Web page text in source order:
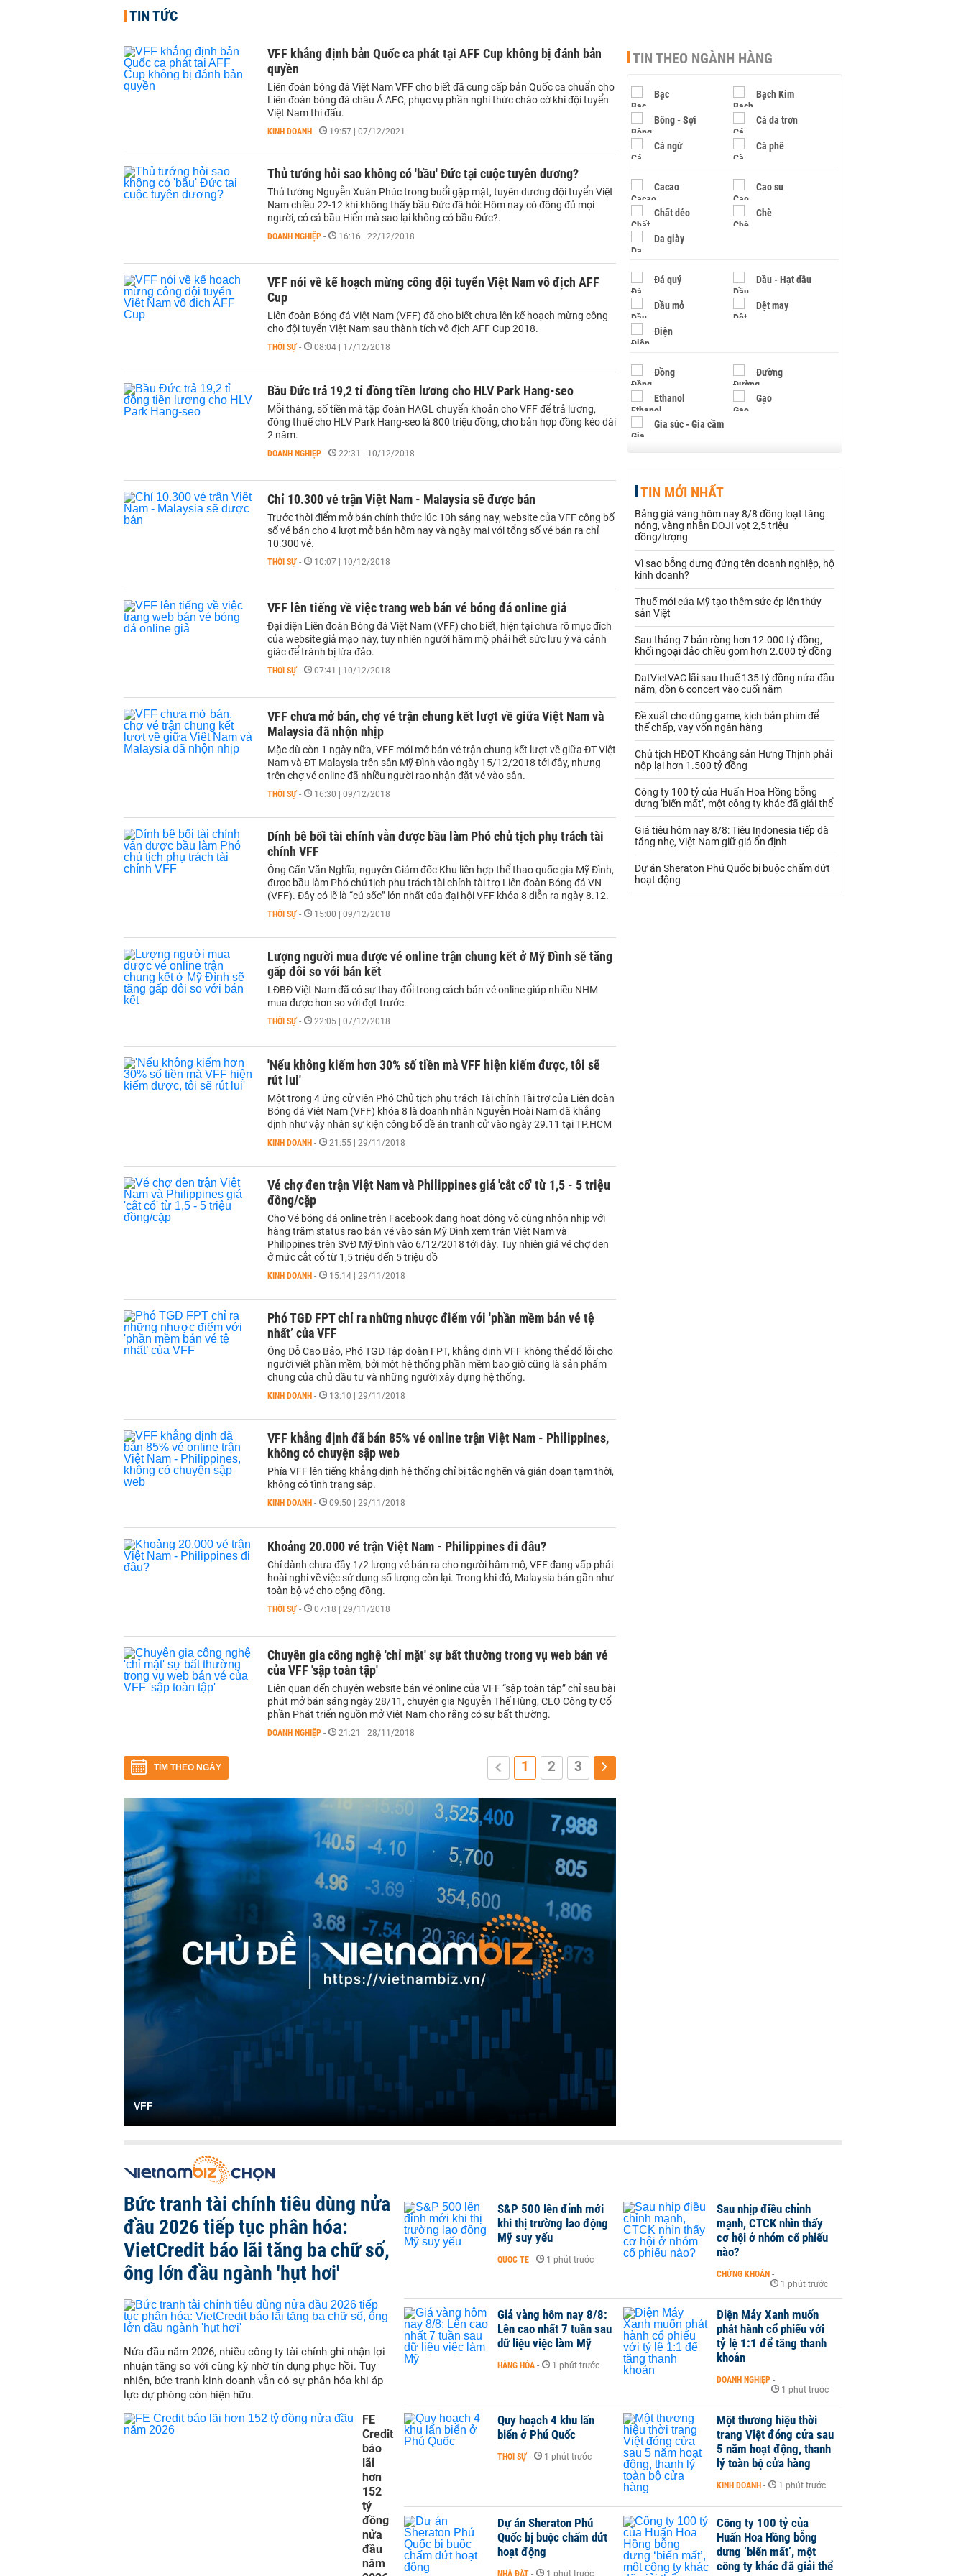
TIN TỨC
VFF khẳng định bản Quốc ca phát tại AFF Cup không bị đánh bản
quyền
Liên đoàn bóng đá Việt Nam VFF cho biết đã cung cấp bản Quốc ca chuẩn cho
Liên đoàn bóng đá châu Á AFC, phục vụ phần nghi thức chào cờ khi đội tuyển
Việt Nam thi đấu.
KINH DOANH - 19:57 | 07/12/2021
Thủ tướng hỏi sao không có 'bầu' Đức tại cuộc tuyên dương?
Thủ tướng Nguyễn Xuân Phúc trong buổi gặp mặt, tuyên dương đội tuyển Việt
Nam chiều 22-12 khi không thấy bầu Đức đã hỏi: Hôm nay có đông đủ mọi
người, có cả bầu Hiển mà sao lại không có bầu Đức?.
DOANH NGHIỆP - 16:16 | 22/12/2018
VFF nói về kế hoạch mừng công đội tuyển Việt Nam vô địch AFF
Cup
Liên đoàn Bóng đá Việt Nam (VFF) đã cho biết chưa lên kế hoạch mừng công
cho đội tuyển Việt Nam sau thành tích vô địch AFF Cup 2018.
THỜI SỰ - 08:04 | 17/12/2018
Bầu Đức trả 19,2 tỉ đồng tiền lương cho HLV Park Hang-seo
Mỗi tháng, số tiền mà tập đoàn HAGL chuyển khoản cho VFF để trả lương,
đóng thuế cho HLV Park Hang-seo là 800 triệu đồng, cho bản hợp đồng kéo dài
2 năm.
DOANH NGHIỆP - 22:31 | 10/12/2018
Chỉ 10.300 vé trận Việt Nam - Malaysia sẽ được bán
Trước thời điểm mở bán chính thức lúc 10h sáng nay, website của VFF công bố
số vé bán cho 4 lượt mở bán hôm nay và ngày mai với tổng số vé bán ra chỉ
10.300 vé.
THỜI SỰ - 10:07 | 10/12/2018
VFF lên tiếng về việc trang web bán vé bóng đá online giả
Đại diện Liên đoàn Bóng đá Việt Nam (VFF) cho biết, hiện tại chưa rõ mục đích
của website giả mạo này, tuy nhiên người hâm mộ phải hết sức lưu ý và cảnh
giác để tránh bị lừa đảo.
THỜI SỰ - 07:41 | 10/12/2018
VFF chưa mở bán, chợ vé trận chung kết lượt về giữa Việt Nam và
Malaysia đã nhộn nhịp
Mặc dù còn 1 ngày nữa, VFF mới mở bán vé trận chung kết lượt về giữa ĐT Việt
Nam và ĐT Malaysia trên sân Mỹ Đình vào ngày 15/12/2018 tới đây, nhưng
trên chợ vé online đã nhiều người rao nhận đặt vé vào sân.
THỜI SỰ - 16:30 | 09/12/2018
Dính bê bối tài chính vẫn được bầu làm Phó chủ tịch phụ trách tài
chính VFF
Ông Cấn Văn Nghĩa, nguyên Giám đốc Khu liên hợp thể thao quốc gia Mỹ Đình,
được bầu làm Phó chủ tịch phụ trách tài chính tài trợ Liên đoàn Bóng đá VN
(VFF). Đây có lẽ là “cú sốc” lớn nhất của đại hội VFF khóa 8 diễn ra ngày 8.12.
THỜI SỰ - 15:00 | 09/12/2018
Lượng người mua được vé online trận chung kết ở Mỹ Đình sẽ tăng
gấp đôi so với bán kết
LĐBĐ Việt Nam đã có sự thay đổi trong cách bán vé online giúp nhiều NHM
mua được hơn so với đợt trước.
THỜI SỰ - 22:05 | 07/12/2018
'Nếu không kiếm hơn 30% số tiền mà VFF hiện kiếm được, tôi sẽ
rút lui'
Một trong 4 ứng cử viên Phó Chủ tịch phụ trách Tài chính Tài trợ của Liên đoàn
Bóng đá Việt Nam (VFF) khóa 8 là doanh nhân Nguyễn Hoài Nam đã khẳng
định như vậy nhân sự kiện công bố đề án tranh cử vào ngày 29.11 tại TP.HCM
KINH DOANH - 21:55 | 29/11/2018
Vé chợ đen trận Việt Nam và Philippines giá 'cắt cổ' từ 1,5 - 5 triệu
đồng/cặp
Chợ Vé bóng đá online trên Facebook đang hoạt động vô cùng nhộn nhịp với
hàng trăm status rao bán vé vào sân Mỹ Đình xem trận Việt Nam và
Philippines trên SVĐ Mỹ Đình vào 6/12/2018 tới đây. Tuy nhiên giá vé chợ đen
ở mức cắt cổ từ 1,5 triệu đến 5 triệu đồ
KINH DOANH - 15:14 | 29/11/2018
Phó TGĐ FPT chỉ ra những nhược điểm với 'phần mềm bán vé tệ
nhất’ của VFF
Ông Đỗ Cao Bảo, Phó TGĐ Tập đoàn FPT, khẳng định VFF không thể đổ lỗi cho
người viết phần mềm, bởi một hệ thống phần mềm bao giờ cũng là sản phẩm
chung của chủ đầu tư và những người xây dựng hệ thống.
KINH DOANH - 13:10 | 29/11/2018
VFF khẳng định đã bán 85% vé online trận Việt Nam - Philippines,
không có chuyện sập web
Phía VFF lên tiếng khẳng định hệ thống chỉ bị tắc nghẽn và gián đoạn tạm thời,
không có tình trạng sập.
KINH DOANH - 09:50 | 29/11/2018
Khoảng 20.000 vé trận Việt Nam - Philippines đi đâu?
Chỉ dành chưa đầy 1/2 lượng vé bán ra cho người hâm mộ, VFF đang vấp phải
hoài nghi về việc sử dụng số lượng còn lại. Trong khi đó, Malaysia bán gần như
toàn bộ vé cho cộng đồng.
THỜI SỰ - 07:18 | 29/11/2018
Chuyên gia công nghệ 'chỉ mặt' sự bất thường trong vụ web bán vé
của VFF 'sập toàn tập'
Liên quan đến chuyện website bán vé online của VFF “sập toàn tập” chỉ sau bài
phút mở bán sáng ngày 28/11, chuyên gia Nguyễn Thế Hùng, CEO Công ty Cổ
phần Phát triển nguồn mở Việt Nam cho rằng có sự bất thường.
DOANH NGHIỆP - 21:21 | 28/11/2018
TÌM THEO NGÀY 1 2 3
VFF
TIN THEO NGÀNH HÀNG
Bạc Bạch Kim
Bông - Sợi Cá da trơn
Cá ngừ Cà phê
Cacao Cao su
Chất dẻo Chè
Da giày
Đá quý Dầu - Hạt dầu
Dầu mỏ Dệt may
Điện
Đồng Đường
Ethanol Gạo
Gia súc - Gia cầm
Hạt điều
Khí đốt
Kim loại khác Mắc ca
Nhựa - Hạt nhựa
Palladium Phân bón
Rau - Củ -Quả Sắt thép
Sữa
Than Thức ăn chăn nuôi
Thủy hải sản khác
Vàng
VLXD khác Xăng dầu
Xi măng - Clynker
TIN MỚI NHẤT
Bảng giá vàng hôm nay 8/8 đồng loạt tăng
nóng, vàng nhẫn DOJI vọt 2,5 triệu
đồng/lượng
Vì sao bỗng dưng đứng tên doanh nghiệp, hộ
kinh doanh?
Thuế mới của Mỹ tạo thêm sức ép lên thủy
sản Việt
Sau tháng 7 bán ròng hơn 12.000 tỷ đồng,
khối ngoại đảo chiều gom hơn 2.000 tỷ đồng
DatVietVAC lãi sau thuế 135 tỷ đồng nửa đầu
năm, dồn 6 concert vào cuối năm
Đề xuất cho dùng game, kịch bản phim để
thế chấp, vay vốn ngân hàng
Chủ tịch HĐQT Khoáng sản Hưng Thịnh phải
nộp lại hơn 1.500 tỷ đồng
Công ty 100 tỷ của Huấn Hoa Hồng bỗng
dưng ‘biến mất’, một công ty khác đã giải thể
Giá tiêu hôm nay 8/8: Tiêu Indonesia tiếp đà
tăng nhẹ, Việt Nam giữ giá ổn định
Dự án Sheraton Phú Quốc bị buộc chấm dứt
hoạt động
Bức tranh tài chính tiêu dùng nửa
đầu 2026 tiếp tục phân hóa:
VietCredit báo lãi tăng ba chữ số,
ông lớn đầu ngành 'hụt hơi'
Nửa đầu năm 2026, nhiều công ty tài chính ghi nhận lợi
nhuận tăng so với cùng kỳ nhờ tín dụng phục hồi. Tuy
nhiên, bức tranh kinh doanh vẫn có sự phân hóa khi áp
lực dự phòng còn hiện hữu.
FE
Credit
báo
lãi
hơn
152
tỷ
đồng
nửa
đầu
năm
S&P 500 lên đỉnh mới
khi thị trường lao động
Mỹ suy yếu
QUỐC TẾ - 1 phút trước
Sau nhịp điều chỉnh
mạnh, CTCK nhìn thấy
cơ hội ở nhóm cổ phiếu
nào?
CHỨNG KHOÁN -
1 phút trước
Giá vàng hôm nay 8/8:
Lên cao nhất 7 tuần sau
dữ liệu việc làm Mỹ
HÀNG HÓA - 1 phút trước
Điện Máy Xanh muốn
phát hành cổ phiếu với
tỷ lệ 1:1 để tăng thanh
khoản
DOANH NGHIỆP -
1 phút trước
Quy hoạch 4 khu lấn
biển ở Phú Quốc
THỜI SỰ - 1 phút trước
Một thương hiệu thời
trang Việt đóng cửa sau
5 năm hoạt động, thanh
lý toàn bộ cửa hàng
KINH DOANH - 1 phút trước
Dự án Sheraton Phú
Quốc bị buộc chấm dứt
hoạt động
NHÀ ĐẤT - 1 phút trước
Công ty 100 tỷ của
Huấn Hoa Hồng bỗng
dưng ‘biến mất’, một
công ty khác đã giải thể